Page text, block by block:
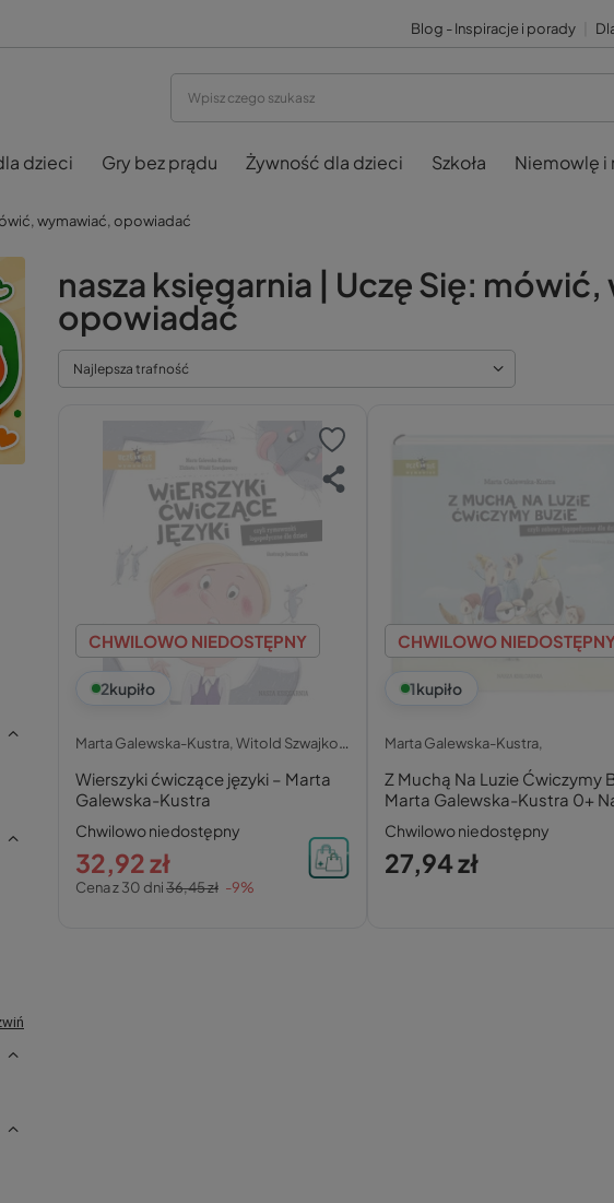
Blog - Inspiracje i porady
dzieci Gry bez prądu Żywność dla dzieci Szkoła Niemowlę i
wymawiać, opowiadać
nasza księgarnia | Uczę Się:
opowiadać
Najlepsza trafność
CHWILOWO NIEDOSTĘPNY
2kupiło
Marta Galewska-Kustra, Witold Szwajkowski, Elżbie,
Wierszyki ćwiczące języki – Marta
Galewska-Kustra
Chwilowo niedostępny
Cena z 30 dni36,45 zł -9%
32,92 zł
CHWILOWO
1kupiło
Marta Galewska-Kustra,
Z Muchą Na Luzie Ćwiczymy
Marta Galewska-Kustra 0+
Księgarnia
Chwilowo niedostępny
27,94 zł